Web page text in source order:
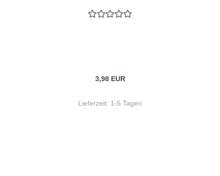
3,98 EUR
Lieferzeit: 1-5 Tagen